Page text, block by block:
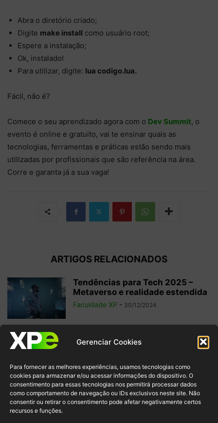
Gerenciar Cookies
Para fornecer as melhores experiências, usamos tecnologias como
cookies para armazenar e/ou acessar informações do dispositivo. O
consentimento para essas tecnologias nos permitirá processar dados
como comportamento de navegação ou IDs exclusivos neste site. Não
consentir ou retirar o consentimento pode afetar negativamente certos
recursos e funções.
Abra o diretório criado;
Digite make install como usuário root;
Espere a instalação;
Ok, instalado!
Para utilizar, digite: lua codigo.lua.
Fácil, não é?
Comece o seu aprendizado agora com o Dev Summit, o
evento é online e gratuito, vai te ensinar quais as
tecnologias, ferramentas e práticas estão sendo mais
utilizadas por profissionais que são referência na área.
Corre e garanta já a sua vaga!
ARTIGOS RELACIONADOS
Tendências para Tech 2025 –
Metaverso e realidade estendida
Faculdade XP - 30/12/2024
O que é Edge Computing?
Confira a diferença com Cloud
Faculdade XP - 28/10/2024
Nômade Digital: 10 Profissões na
Área de Tecnologia para